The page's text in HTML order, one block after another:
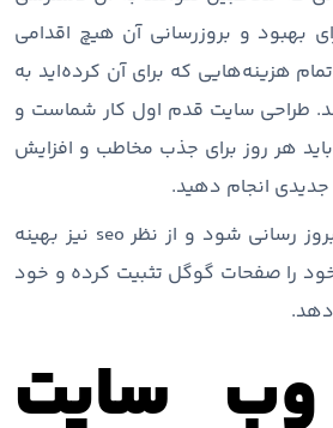
بهبود و بروزرسانی آن هیچ اقدامی
هزینه‌هایی که برای آن کرده‌اید به
طراحی سایت قدم اول کار شماست و
هر روز برای جذب مخاطب و افزایش
انجام دهید.
سایت شما نیاز دارد تا بروز رسانی شود و از نظر seo نیز بهینه
را صفحات گوگل تثبیت کرده و خود
دهد.
وب سایت